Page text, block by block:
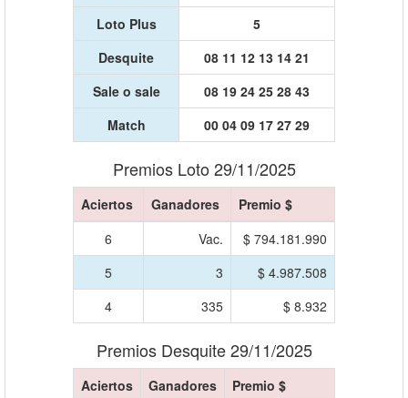
Loto Plus
5
Desquite
08 11 12 13 14 21
Sale o sale
08 19 24 25 28 43
Match
00 04 09 17 27 29
Premios Loto 29/11/2025
Aciertos Ganadores
Premio $
6
Vac.
$ 794.181.990
5
3
$ 4.987.508
4
335 $ 8.932
Premios Desquite 29/11/2025
Aciertos Ganadores
Premio $